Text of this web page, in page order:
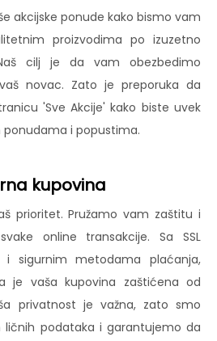
akcijske ponude kako bismo vam
proizvodima po izuzetno
cilj je da vam obezbedimo
novac. Zato je preporuka da
'Sve Akcije' kako biste uvek
ponudama i popustima.
kupovina
prioritet. Pružamo vam zaštitu i
online transakcije. Sa SSL
i sigurnim metodama plaćanja,
je vaša kupovina zaštićena od
privatnost je važna, zato smo
ličnih podataka i garantujemo da